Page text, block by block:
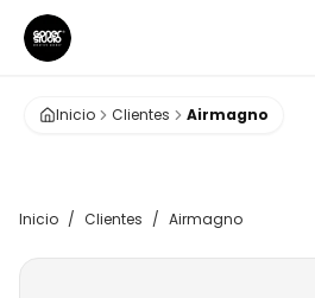
Inicio Clientes Airmagno
Inicio / Clientes / Airmagno